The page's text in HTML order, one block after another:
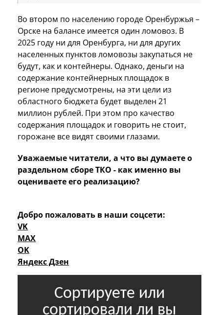
Во втором по населению городе Оренбуржья –
Орске на балансе имеется один ломовоз. В
2025 году ни для Оренбурга, ни для других
населенных пунктов ломовозы закупаться не
будут, как и контейнеры. Однако, деньги на
содержание контейнерных площадок в
регионе предусмотрены, на эти цели из
областного бюджета будет выделен 21
миллион рублей. При этом про качество
содержания площадок и говорить не стоит,
горожане все видят своими глазами.
Уважаемые читатели, а что вы думаете о
раздельном сборе ТКО - как именно вы
оцениваете его реализацию?
Добро пожаловать в наши соцсети:
VK
MAX
OK
Яндекс Дзен
Сортируете или
сортировали ли вы